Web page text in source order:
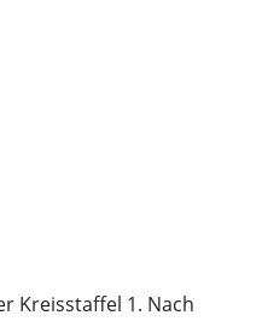
Kreisstaffel 1. Nach